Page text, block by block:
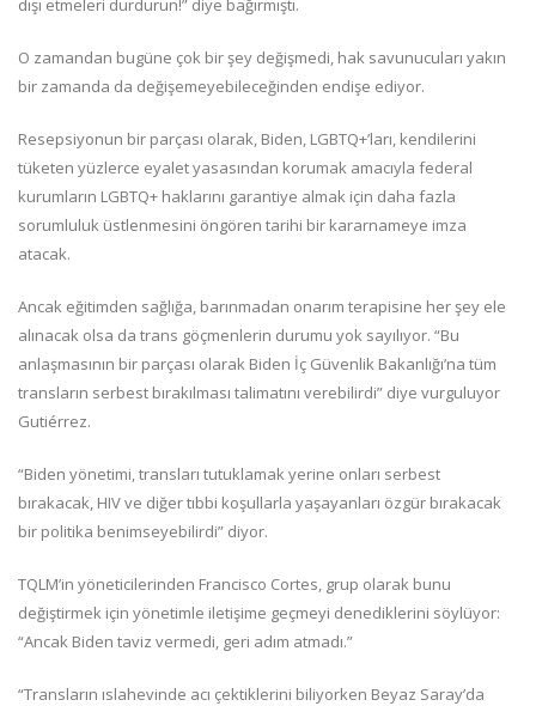
dışı etmeleri durdurun!” diye bağırmıştı.
O zamandan bugüne çok bir şey değişmedi, hak savunucuları yakın
bir zamanda da değişemeyebileceğinden endişe ediyor.
Resepsiyonun bir parçası olarak, Biden, LGBTQ+’ları, kendilerini
tüketen yüzlerce eyalet yasasından korumak amacıyla federal
kurumların LGBTQ+ haklarını garantiye almak için daha fazla
sorumluluk üstlenmesini öngören tarihi bir kararnameye imza
atacak.
Ancak eğitimden sağlığa, barınmadan onarım terapisine her şey ele
alınacak olsa da trans göçmenlerin durumu yok sayılıyor. “Bu
anlaşmasının bir parçası olarak Biden İç Güvenlik Bakanlığı’na tüm
transların serbest bırakılması talimatını verebilirdi” diye vurguluyor
Gutiérrez.
“Biden yönetimi, transları tutuklamak yerine onları serbest
bırakacak, HIV ve diğer tıbbi koşullarla yaşayanları özgür bırakacak
bir politika benimseyebilirdi” diyor.
TQLM’in yöneticilerinden Francisco Cortes, grup olarak bunu
değiştirmek için yönetimle iletişime geçmeyi denediklerini söylüyor:
“Ancak Biden taviz vermedi, geri adım atmadı.”
“Transların ıslahevinde acı çektiklerini biliyorken Beyaz Saray’da